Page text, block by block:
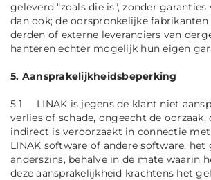
geleverd "zoals die is", zonder garanties
dan ook; de oorspronkelijke
derden of externe leveranciers van
hanteren echter mogelijk hun eigen
5. Aansprakelijkheidsbeperking
5.1 LINAK is jegens de klant niet
verlies of schade, ongeacht de
indirect is veroorzaakt in connectie met
LINAK software of andere software,
anderszins, behalve in de mate waarin
deze aansprakelijkheid krachtens het